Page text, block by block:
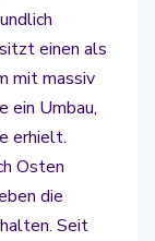
einen als
mit massiv
Umbau,
erhielt.
Osten
die
Seit